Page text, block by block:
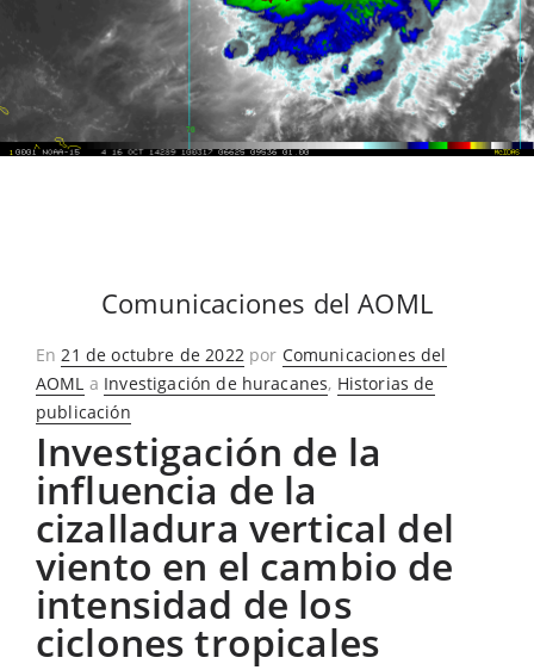
Comunicaciones del AOML
EnPublicado
en
21 de octubre de 2022por Comunicaciones del
AOML a Investigación de huracanes, Historias de
publicación
Investigación de la
influencia de la
cizalladura vertical del
viento en el cambio de
intensidad de los
ciclones tropicales